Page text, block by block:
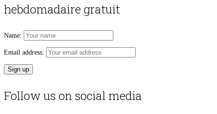
hebdomadaire gratuit
Name:
Email address:
Follow us on social media